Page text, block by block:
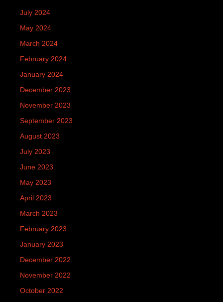
July 2024
May 2024
March 2024
February 2024
January 2024
December 2023
November 2023
September 2023
August 2023
July 2023
June 2023
May 2023
April 2023
March 2023
February 2023
January 2023
December 2022
November 2022
October 2022